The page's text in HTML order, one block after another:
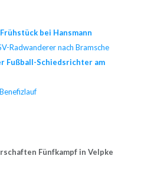
bei Hansmann
Radwanderer nach Bramsche
Fußball-Schiedsrichter am
Fünfkampf in Velpke